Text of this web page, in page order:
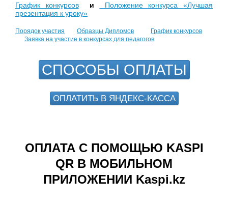
График конкурсов и
Положение конкурса «Лучшая
презентация к уроку»
Порядок участия Образцы Дипломов
График конкурсов
Заявка на участие в конкурсах для педагогов
СПОСОБЫ ОПЛАТЫ
ОПЛАТИТЬ В ЯНДЕКС-КАССА
ОПЛАТА С ПОМОЩЬЮ KASPI
QR В МОБИЛЬНОМ
ПРИЛОЖЕНИИ Kaspi.kz